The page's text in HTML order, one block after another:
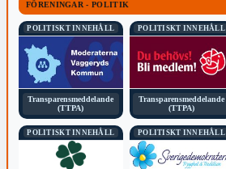
FÖRENINGAR - POLITIK
POLITISKT INNEHÅLL
Transparensmeddelande
(TTPA)
POLITISKT INNEHÅLL
Transparensmeddelande
(TTPA)
POLITISKT INNEHÅLL POLITISKT INNEHÅLL